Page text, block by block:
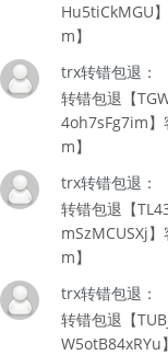
Hu5tiCkMGU
m】
trx转错包退：
转错包退【
4oh7sFg7im】
m】
trx转错包退：
转错包退【
mSzMCUSXj
m】
trx转错包退：
转错包退【
W5otB84xRYu